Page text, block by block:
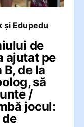
și Edupedu
de
ajutat pe
de la
să
/
jocul: